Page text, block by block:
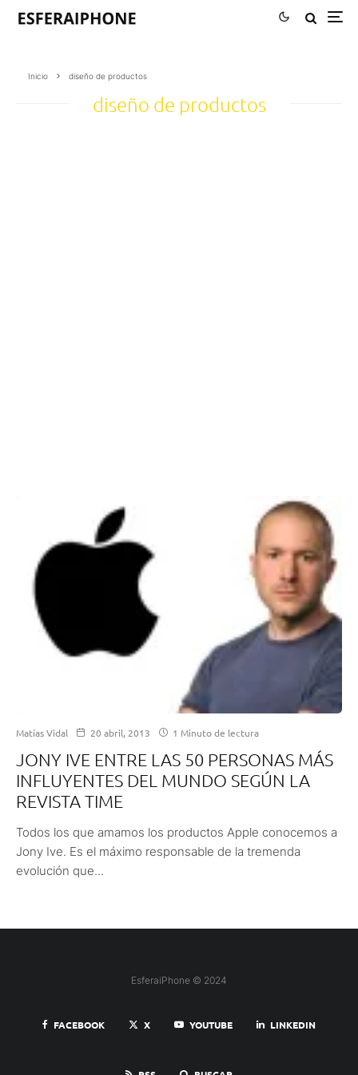
Inicio diseño de productos
diseño de productos
Matías Vidal 20 abril, 2013 1 Minuto de lectura
JONY IVE ENTRE LAS 50 PERSONAS MÁS
INFLUYENTES DEL MUNDO SEGÚN LA
REVISTA TIME
Todos los que amamos los productos Apple conocemos a
Jony Ive. Es el máximo responsable de la tremenda
evolución que...
EsferaiPhone © 2024
FACEBOOK X YOUTUBE LINKEDIN